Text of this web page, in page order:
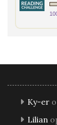
Ky-er
Lilian